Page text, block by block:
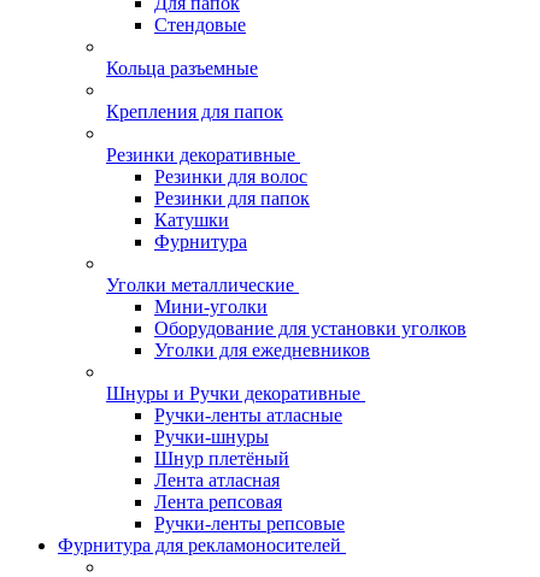
Стендовые
Кольца разъемные
Крепления для папок
Резинки декоративные
Резинки для волос
Резинки для папок
Катушки
Фурнитура
Уголки металлические
Мини-уголки
Оборудование для установки уголков
Уголки для ежедневников
Шнуры и Ручки декоративные
Ручки-ленты атласные
Ручки-шнуры
Шнур плетёный
Лента атласная
Лента репсовая
Ручки-ленты репсовые
Фурнитура для рекламоносителей